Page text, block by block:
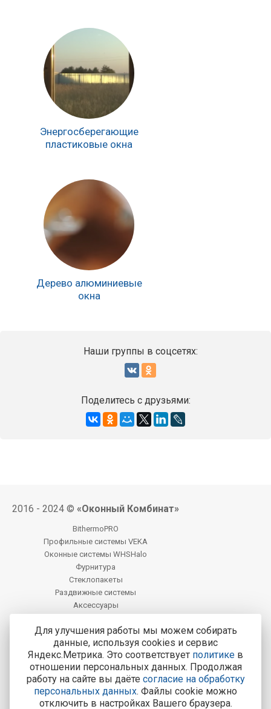
Энергосберегающие
пластиковые окна
Дерево алюминиевые
окна
Наши группы в соцсетях:
Поделитесь с друзьями:
2016 - 2024 © «Оконный Комбинат»
BithermoPRO
Профильные системы VEKA
Оконные системы WHSHalo
Фурнитура
Стеклопакеты
Раздвижные системы
Аксессуары
Центральный офис продаж:
Курск, Курск, ул. Карла Маркса, 77
Тел.: 8-800-200-4221
Все адреса и контакты
Для улучшения работы мы можем собирать
данные, используя cookies и сервис
Яндекс.Метрика. Это соответствует политике в
отношении персональных данных. Продолжая
работу на сайте вы даёте согласие на обработку
персональных данных. Файлы cookie можно
отключить в настройках Вашего браузера.